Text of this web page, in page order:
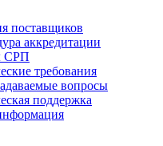
поставщиков
аккредитации
СРП
требования
вопросы
поддержка